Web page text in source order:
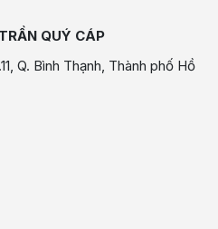
QUÝ CÁP
Q. Bình Thạnh, Thành phố Hồ